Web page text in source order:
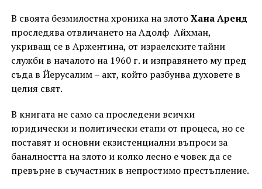
В своята безмилостна хроника на злотоХана Аренд
проследява отвличането на Адолф Айхман,
укриващ се в Аржентина, от израелските тайни
служби в началото на 1960 г. и изправянето му пред
съда в Йерусалим – акт, който разбунва духовете в
целия свят.
В книгата не само са проследени всички
юридически и политически етапи от процеса, но се
поставят и основни екзистенциални въпроси за
баналността на злото и колко лесно е човек да се
превърне в съучастник в непростимо престъпление.